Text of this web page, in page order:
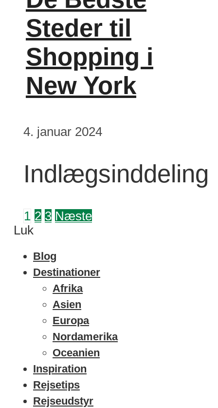
Steder til
Shopping i
New York
4. januar 2024
Indlægsinddeling
1 2 3 Næste
Luk
Blog
Destinationer
Afrika
Asien
Europa
Nordamerika
Oceanien
Inspiration
Rejsetips
Rejseudstyr